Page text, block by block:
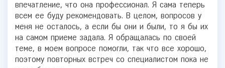
впечатление, что она профессионал. Я сама теперь
всем ее буду рекомендовать. В целом, вопросов у
меня не осталось, а если бы они и были, то я бы их
на самом приеме задала. Я обращалась по своей
теме, в моем вопросе помогли, так что все хорошо,
поэтому повторных встреч со специалистом пока не